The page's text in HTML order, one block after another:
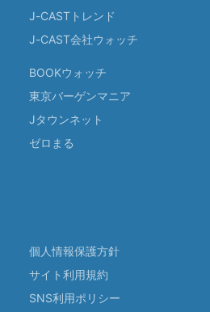
J-CASTトレンド
J-CAST会社ウォッチ
BOOKウォッチ
東京バーゲンマニア
Jタウンネット
ゼロまる
個人情報保護方針
サイト利用規約
SNS利用ポリシー